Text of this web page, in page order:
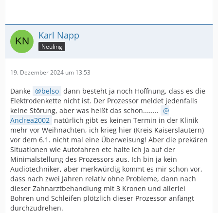
Karl Napp
Neuling
19. Dezember 2024 um 13:53
Danke belso dann besteht ja noch Hoffnung, dass es die
Elektrodenkette nicht ist. Der Prozessor meldet jedenfalls
keine Störung, aber was heißt das schon........
Andrea2002 natürlich gibt es keinen Termin in der Klinik
mehr vor Weihnachten, ich krieg hier (Kreis Kaiserslautern)
vor dem 6.1. nicht mal eine Überweisung! Aber die prekären
Situationen wie Autofahren etc halte ich ja auf der
Minimalstellung des Prozessors aus. Ich bin ja kein
Audiotechniker, aber merkwürdig kommt es mir schon vor,
dass nach zwei Jahren relativ ohne Probleme, dann nach
dieser Zahnarztbehandlung mit 3 Kronen und allerlei
Bohren und Schleifen plötzlich dieser Prozessor anfängt
durchzudrehen.